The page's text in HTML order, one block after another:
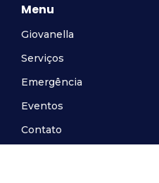
Menu
Giovanella
Serviços
Emergência
Eventos
Contato